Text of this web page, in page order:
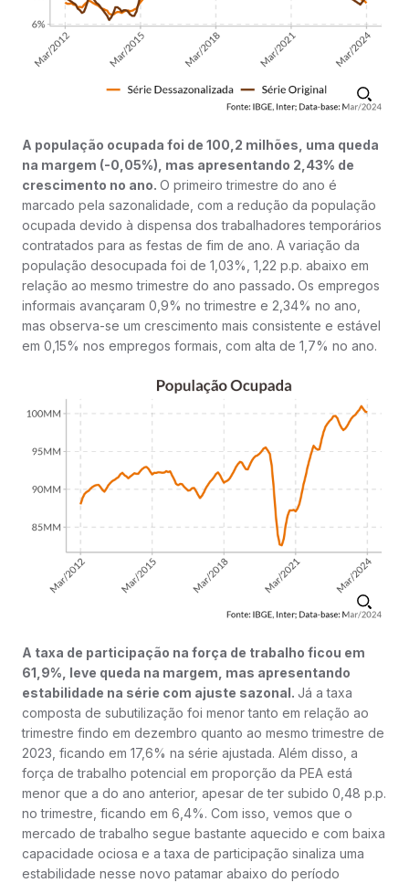
A população ocupada foi de 100,2 milhões, uma queda
na margem (-0,05%), mas apresentando 2,43% de
crescimento no ano. O primeiro trimestre do ano é
marcado pela sazonalidade, com a redução da população
ocupada devido à dispensa dos trabalhadores temporários
contratados para as festas de fim de ano. A variação da
população desocupada foi de 1,03%, 1,22 p.p. abaixo em
relação ao mesmo trimestre do ano passado. Os empregos
informais avançaram 0,9% no trimestre e 2,34% no ano,
mas observa-se um crescimento mais consistente e estável
em 0,15% nos empregos formais, com alta de 1,7% no ano.
A taxa de participação na força de trabalho ficou em
61,9%, leve queda na margem, mas apresentando
estabilidade na série com ajuste sazonal. Já a taxa
composta de subutilização foi menor tanto em relação ao
trimestre findo em dezembro quanto ao mesmo trimestre de
2023, ficando em 17,6% na série ajustada. Além disso, a
força de trabalho potencial em proporção da PEA está
menor que a do ano anterior, apesar de ter subido 0,48 p.p.
no trimestre, ficando em 6,4%. Com isso, vemos que o
mercado de trabalho segue bastante aquecido e com baixa
capacidade ociosa e a taxa de participação sinaliza uma
estabilidade nesse novo patamar abaixo do período